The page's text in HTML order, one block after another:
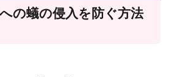
の蟻の侵入を防ぐ方法